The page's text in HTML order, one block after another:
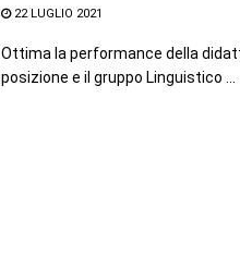
22 LUGLIO 2021
Ottima la performance della
posizione e il gruppo Linguistico ...